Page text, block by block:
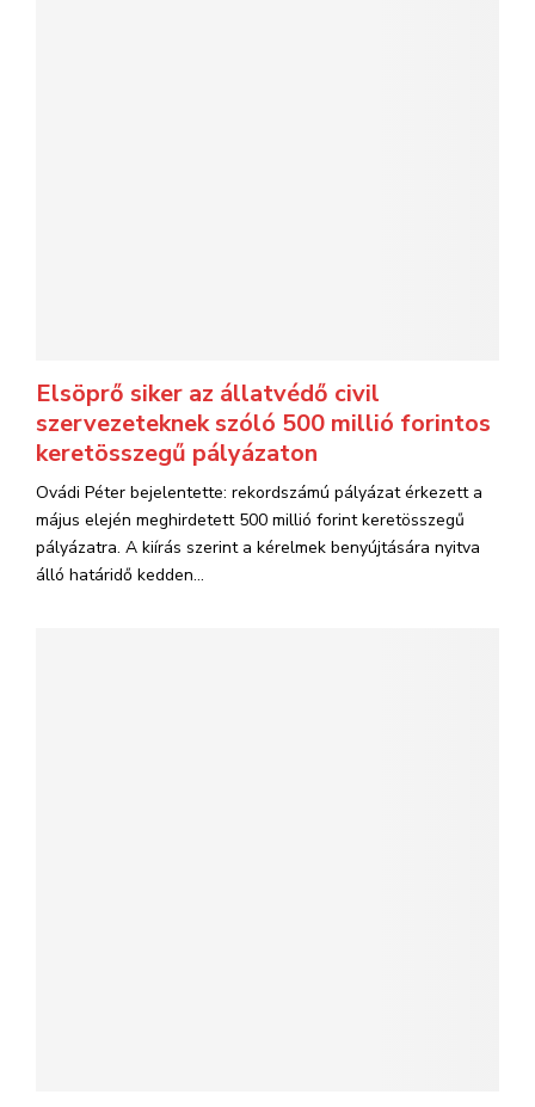
Elsöprő siker az állatvédő civil
szervezeteknek szóló 500 millió forintos
keretösszegű pályázaton
Ovádi Péter bejelentette: rekordszámú pályázat érkezett a
május elején meghirdetett 500 millió forint keretösszegű
pályázatra. A kiírás szerint a kérelmek benyújtására nyitva
álló határidő kedden...